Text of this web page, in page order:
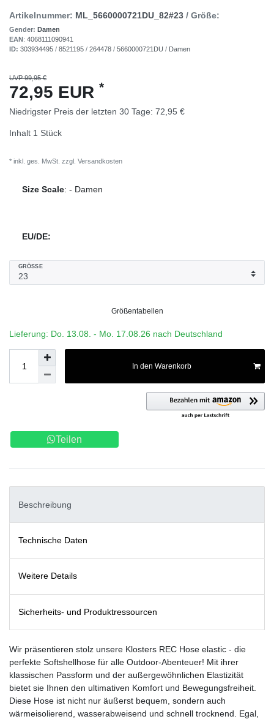
Artikelnummer: ML_5660000721DU_82#23 / Größe:
Gender: Damen
EAN: 4068111090941
ID: 303934495 / 8521195 / 264478 / 5660000721DU / Damen
UVP 99,95 €
72,95 EUR *
Niedrigster Preis der letzten 30 Tage: 72,95 €
Inhalt 1 Stück
* inkl. ges. MwSt. zzgl. Versandkosten
Size Scale: - Damen
EU/DE:
GRÖSSE
Größentabellen
Lieferung: Do. 13.08. - Mo. 17.08.26 nach Deutschland
In den Warenkorb
Teilen
Beschreibung
Technische Daten
Weitere Details
Sicherheits- und Produktressourcen
Wir präsentieren stolz unsere Klosters REC Hose elastic - die
perfekte Softshellhose für alle Outdoor-Abenteuer! Mit ihrer
klassischen Passform und der außergewöhnlichen Elastizität
bietet sie Ihnen den ultimativen Komfort und Bewegungsfreiheit.
Diese Hose ist nicht nur äußerst bequem, sondern auch
wärmeisolierend, wasserabweisend und schnell trocknend. Egal,